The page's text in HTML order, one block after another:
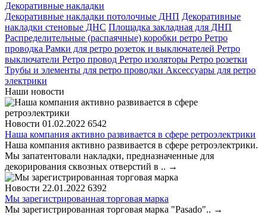
Декоративные накладки
Декоративные накладки потолочные ДНП Декоративные
накладки стеновые ДНС Площадка закладная для ДНП
Распределительные (распаячные) коробки ретро Ретро
проводка Рамки для ретро розеток и выключателей Ретро
выключатели Ретро провод Ретро изоляторы Ретро розетки
Трубы и элементы для ретро проводки Аксессуары для ретро
электрики
Наши новости
Новости 01.02.2022 6542
Наша компания активно развивается в сфере ретроэлектрики
Наша компания активно развивается в сфере ретроэлектрики.
Мы запатентовали накладки, предназначенные для
декорирования сквозных отверстий в .. →
Новости 22.01.2022 6392
Мы зарегистрированная торговая марка
Мы зарегистрированная торговая марка "Pasado".. →